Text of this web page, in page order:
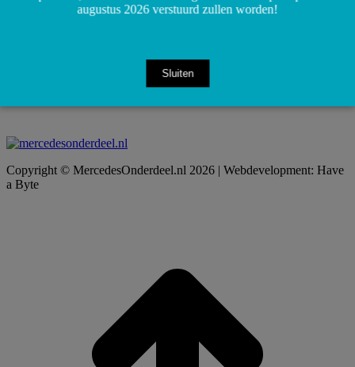
Copyright © MercedesOnderdeel.nl 2026 | Webdevelopment: Have
a Byte
augustus 2026 verstuurd zullen worden!
Sluiten